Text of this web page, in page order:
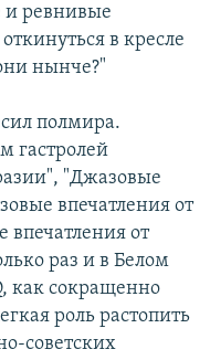
и ревнивые
в кресле
нынче?"
полмира.
гастролей
"Джазовые
впечатления от
от
раз и в Белом
как сокращенно
роль растопить
советских